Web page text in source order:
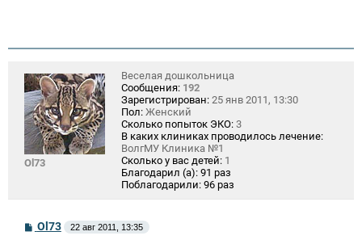
Ol73
Веселая дошкольница
Сообщения: 192
Зарегистрирован: 25 янв 2011, 13:30
Пол: Женский
Сколько попыток ЭКО: 3
В каких клиниках проводилось лечение:
ВолгМУ Клиника №1
Сколько у вас детей: 1
Благодарил (а): 91 раз
Поблагодарили: 96 раз
СOl73 22 авг 2011, 13:35